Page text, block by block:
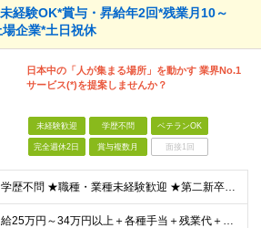
経験OK*賞与・昇給年2回*残業月10～
企業*土日祝休
日本中の「人が集まる場所」を動かす 業界No.1
サービス(*)を提案しませんか？
未経験歓迎 学歴不問 ベテランOK
完全週休2日 賞与複数月 面接1回
★学歴不問 ★職種・業種未経験歓迎 ★第二新卒歓迎 ＜こんな方にオススメ＞ ◎一つの商材ではなく、幅広い提案で勝負したい ◎成長企業でスケールの大きい仕事に挑戦したい ◎実力を評価されたい＆腰を据え
月給25万円～34万円以上＋各種手当＋残業代＋賞与年2回 初年度想定年収：348万円～ ※経験・能力を考慮のうえ優遇します。 ※上記にはエリア給（10,000円～15,000円）、見込み残業代（20